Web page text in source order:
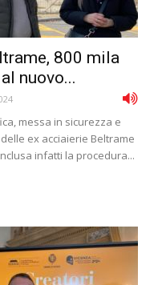
800 mila
nuovo...
messa in sicurezza e
ex acciaierie Beltrame
infatti la procedura...